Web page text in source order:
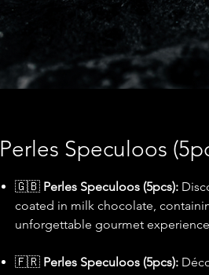
Perles Speculoos
🇬🇧 Perles Speculoos (5pcs):
coated in milk chocolate,
unforgettable gourmet
🇫🇷 Perles Speculoos (5pcs):